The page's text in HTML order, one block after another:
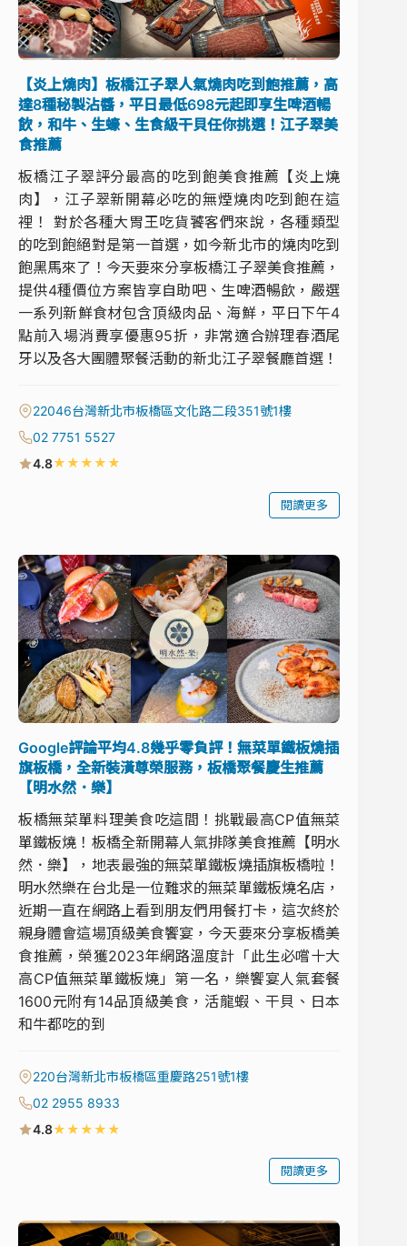
【炎上燒肉】板橋江子翠人氣燒肉吃到飽推薦，高
達8種秘製沾醬，平日最低698元起即享生啤酒暢
飲，和牛、生蠔、生食級干貝任你挑選！江子翠美
食推薦
板橋江子翠評分最高的吃到飽美食推薦【炎上燒
肉】，江子翠新開幕必吃的無煙燒肉吃到飽在這
裡！ 對於各種大胃王吃貨饕客們來說，各種類型
的吃到飽絕對是第一首選，如今新北市的燒肉吃到
飽黑馬來了！今天要來分享板橋江子翠美食推薦，
提供4種價位方案皆享自助吧、生啤酒暢飲，嚴選
一系列新鮮食材包含頂級肉品、海鮮，平日下午4
點前入場消費享優惠95折，非常適合辦理春酒尾
牙以及各大團體聚餐活動的新北江子翠餐廳首選！
22046台灣新北市板橋區文化路二段351號1樓
02 7751 5527
4.8★★★★★
閱讀更多
Google評論平均4.8幾乎零負評！無菜單鐵板燒插
旗板橋，全新裝潢尊榮服務，板橋聚餐慶生推薦
【明水然．樂】
板橋無菜單料理美食吃這間！挑戰最高CP值無菜
單鐵板燒！板橋全新開幕人氣排隊美食推薦【明水
然．樂】，地表最強的無菜單鐵板燒插旗板橋啦！
明水然樂在台北是一位難求的無菜單鐵板燒名店，
近期一直在網路上看到朋友們用餐打卡，這次終於
親身體會這場頂級美食饗宴，今天要來分享板橋美
食推薦，榮獲2023年網路溫度計「此生必嚐十大
高CP值無菜單鐵板燒」第一名，樂饗宴人氣套餐
1600元附有14品頂級美食，活龍蝦、干貝、日本
和牛都吃的到
220台灣新北市板橋區重慶路251號1樓
02 2955 8933
4.8★★★★★
閱讀更多